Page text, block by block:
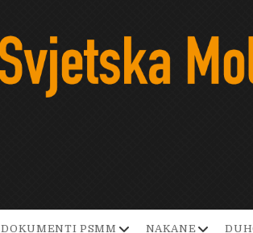
DOKUMENTI PSMM openNAKANE open